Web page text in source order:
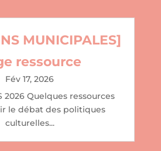
MUNICIPALES]
ressource
Fév 17, 2026
2026 Quelques ressources
le débat des politiques
culturelles...